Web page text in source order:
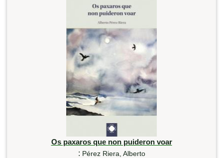
Os paxaros que non puideron voar
: Pérez Riera, Alberto